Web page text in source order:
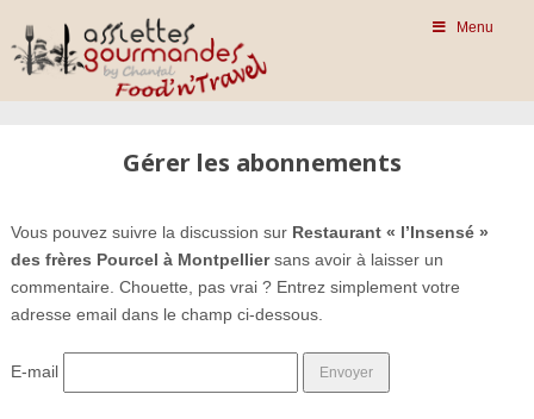
Menu
Gérer les abonnements
Vous pouvez suivre la discussion sur Restaurant « l’Insensé »
des frères Pourcel à Montpelliersans avoir à laisser un
commentaire. Chouette, pas vrai ? Entrez simplement votre
adresse email dans le champ ci-dessous.
E-mail